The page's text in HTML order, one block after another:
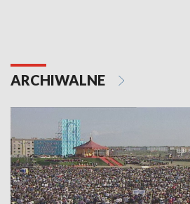
ARCHIWALNE